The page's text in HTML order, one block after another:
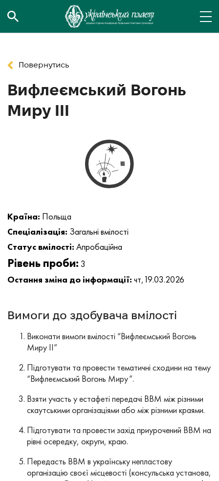
Повернутись
Вифлеємський Вогонь
Миру ІІІ
Країна: Польща
Спеціалізація: Загальні вмілості
Статус вмілості: Апробаційна
Рівень проби: 3
Остання зміна до інформації: чт,19.03.2026
Вимоги до здобувача вмілості
Виконати вимоги вмілості “Вифлеємський Вогонь
Миру ІІ”
Підготувати та провести тематичні сходини на тему
“Вифлеємський Вогонь Миру”.
Взяти участь у естафеті передачі ВВМ між різними
скаутськими організаціями або між різними краями.
Підготувати та провести захід приурочений ВВМ на
рівні осередку, округи, краю.
Передасть ВВМ в українську непластову
організацію своєї місцевості (консульська установа,